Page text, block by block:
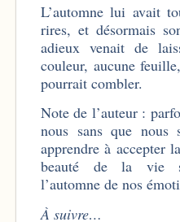
L’automne lui avait
rires, et désormais
adieux venait de
couleur, aucune
pourrait combler.
Note de l’auteur :
nous sans que
apprendre à accepter
beauté de la vie
l’automne de nos
À suivre…